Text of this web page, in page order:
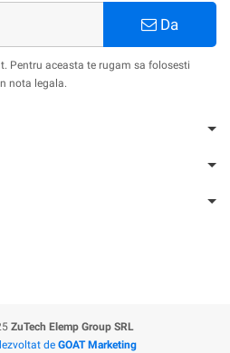
Da
Pentru aceasta te rugam sa folosesti
nota legala.
ZuTech Elemp Group SRL
de GOAT Marketing